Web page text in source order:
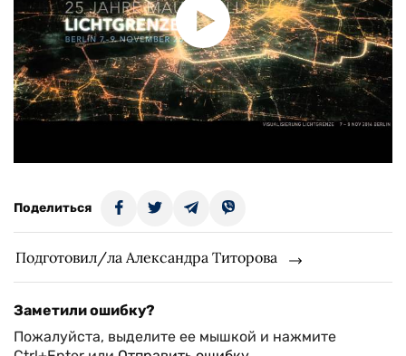
Поделиться
Подготовил/ла Александра Титорова
Заметили ошибку?
Пожалуйста, выделите ее мышкой и нажмите